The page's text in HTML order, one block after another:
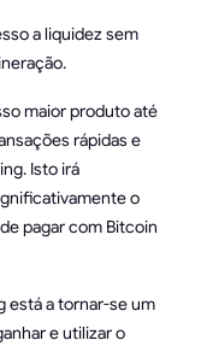
a liquidez sem
maior produto até
rápidas e
Isto irá
o
pagar com Bitcoin
está a tornar-se um
e utilizar o